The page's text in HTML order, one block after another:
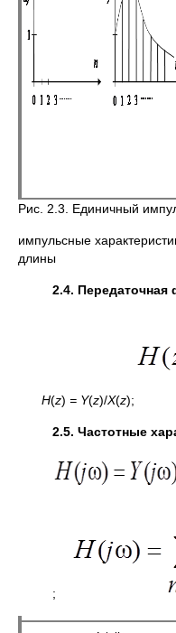
Рис. 2.3. Единичный
импульсные
длины
2.4.
H(z) = Y(z)/X(z);
2.5. Частотные
;